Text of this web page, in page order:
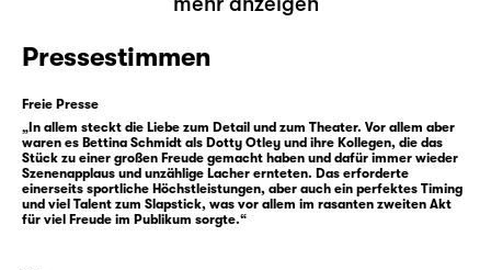
der aktuelle Status nicht immer eindeutig
geklärt ist) sowie aus Kollegen, die ihre
besten Tage lange (möglicherweise zu lange)
hinter sich haben.
Und auch das Stück, das Dotty für ihr
Comeback gewählt hat, eine Boulevard-
Komödie mit dem Titel „Nackte Tatsachen“,
hält scharfer Betrachtung und Logik nicht
unbedingt stand. Die Proben geraten zum
Pressestimmen
Freie Presse
„In allem steckt die Liebe zum Detail und zum Theater. Vor allem aber
waren es Bettina Schmidt als Dotty Otley und ihre Kollegen, die das
Stück zu einer großen Freude gemacht haben und dafür immer wieder
Szenenapplaus und unzählige Lacher ernteten. Das erforderte
einerseits sportliche Höchstleistungen, aber auch ein perfektes Timing
und viel Talent zum Slapstick, was vor allem im rasanten zweiten Akt
für viel Freude im Publikum sorgte.“